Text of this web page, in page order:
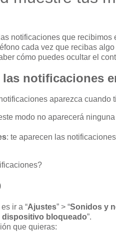
notificaciones que
cada vez que recibas
cómo puedes ocultar el
notificaciones
aparezca
modo no aparecerá
: te aparecen las
ir a “Ajustes” > “Sonidos y
dispositivo bloqueado”.
que quieras: